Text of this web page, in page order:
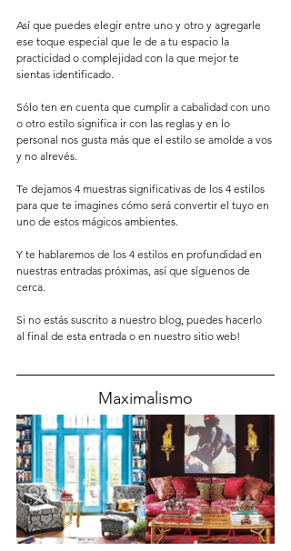
Así que puedes elegir entre uno y otro y agregarle
ese toque especial que le de a tu espacio la
practicidad o complejidad con la que mejor te
sientas identificado.
Sólo ten en cuenta que cumplir a cabalidad con uno
o otro estilo significa ir con las reglas y en lo
personal nos gusta más que el estilo se amolde a vos
y no alrevés.
Te dejamos 4 muestras significativas de los 4 estilos
para que te imagines cómo será convertir el tuyo en
uno de estos mágicos ambientes.
Y te hablaremos de los 4 estilos en profundidad en
nuestras entradas próximas, así que síguenos de
cerca.
Si no estás suscrito a nuestro blog, puedes hacerlo
al final de esta entrada o en nuestro sitio web!
Maximalismo